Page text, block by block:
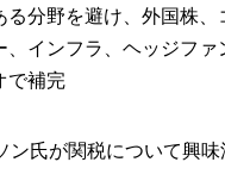
る分野を避け、外国株、
、インフラ、ヘッジファ
で補完
ン氏が関税について興